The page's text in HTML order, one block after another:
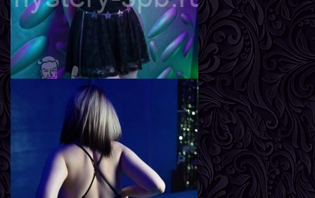
20
167 см
56 кг